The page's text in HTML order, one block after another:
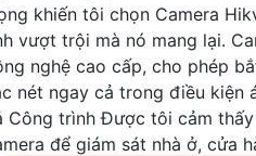
khiến tôi chọn Camera
vượt trội mà nó mang lại.
nghệ cao cấp, cho phép
nét ngay cả trong điều kiện
Công trình Được tôi cảm
để giám sát nhà ở, cửa